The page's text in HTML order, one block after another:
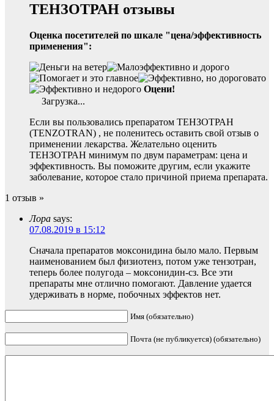
ТЕНЗОТРАН отзывы
Оценка посетителей по шкале "цена/эффективность
применения":
Оцени!
Загрузка...
Если вы пользовались препаратом ТЕНЗОТРАН
(TENZOTRAN) , не поленитесь оставить свой отзыв о
применении лекарства. Желательно оценить
ТЕНЗОТРАН минимум по двум параметрам: цена и
эффективность. Вы поможите другим, если укажите
заболевание, которое стало причиной приема препарата.
1 отзыв »
Лора says:
07.08.2019 в 15:12
Сначала препаратов моксонидина было мало. Первым
наименованием был физиотенз, потом уже тензотран,
теперь более полугода – моксонидин-сз. Все эти
препараты мне отлично помогают. Давление удается
удерживать в норме, побочных эффектов нет.
Имя (обязательно)
Почта (не публикуется) (обязательно)